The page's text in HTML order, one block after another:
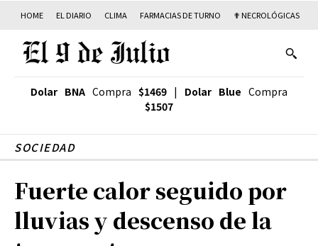
HOME EL DIARIO CLIMA FARMACIAS DE TURNO ✟ NECROLÓGICAS
Dolar BNA Compra $1469 | Dolar Blue Compra
$1507
SOCIEDAD
Fuerte calor seguido por
lluvias y descenso de la